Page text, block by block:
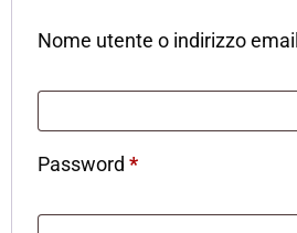
Nome utente o indirizzo email
Password *